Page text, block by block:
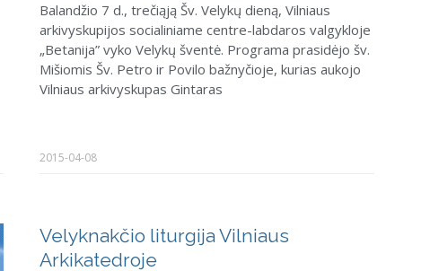
Balandžio 7 d., trečiąją Šv. Velykų dieną, Vilniaus
arkivyskupijos socialiniame centre-labdaros valgykloje
„Betanija” vyko Velykų šventė. Programa prasidėjo šv.
Mišiomis Šv. Petro ir Povilo bažnyčioje, kurias aukojo
Vilniaus arkivyskupas Gintaras
2015-04-08
Velyknakčio liturgija Vilniaus
Arkikatedroje